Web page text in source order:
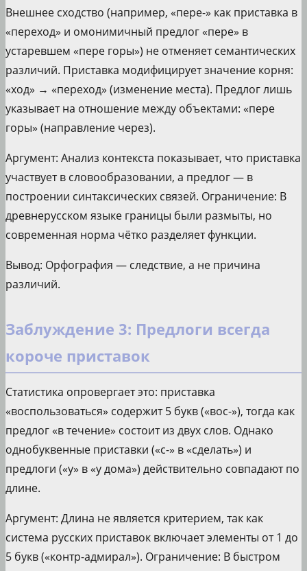
Внешнее сходство (например, «пере-» как приставка в
«переход» и омонимичный предлог «пере» в
устаревшем «пере горы») не отменяет семантических
различий. Приставка модифицирует значение корня:
«ход» → «переход» (изменение места). Предлог лишь
указывает на отношение между объектами: «пере
горы» (направление через).
Аргумент: Анализ контекста показывает, что приставка
участвует в словообразовании, а предлог — в
построении синтаксических связей. Ограничение: В
древнерусском языке границы были размыты, но
современная норма чётко разделяет функции.
Вывод: Орфография — следствие, а не причина
различий.
Заблуждение 3: Предлоги всегда
короче приставок
Статистика опровергает это: приставка
«воспользоваться» содержит 5 букв («вос-»), тогда как
предлог «в течение» состоит из двух слов. Однако
однобуквенные приставки («с-» в «сделать») и
предлоги («у» в «у дома») действительно совпадают по
длине.
Аргумент: Длина не является критерием, так как
система русских приставок включает элементы от 1 до
5 букв («контр-адмирал»). Ограничение: В быстром